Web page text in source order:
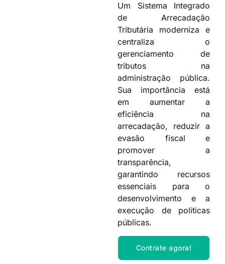
Um Sistema Integrado
de Arrecadação
Tributária moderniza e
centraliza o
gerenciamento de
tributos na
administração pública.
Sua importância está
em aumentar a
eficiência na
arrecadação, reduzir a
evasão fiscal e
promover a
transparência,
garantindo recursos
essenciais para o
desenvolvimento e a
execução de políticas
públicas.
Contrate agora!